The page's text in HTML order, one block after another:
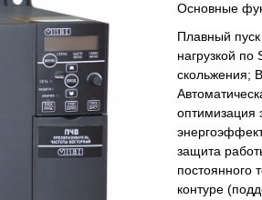
Основные
Плавный
нагрузкой по
скольжения;
оптимизация
защита
постоянного
контуре